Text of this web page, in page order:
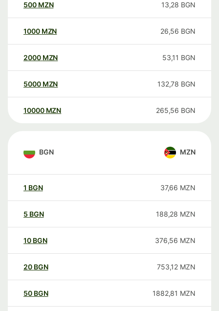
500 MZN 13,28 BGN
1000 MZN 26,56 BGN
2000 MZN 53,11 BGN
5000 MZN 132,78 BGN
10000 MZN 265,56 BGN
BGN MZN
1 BGN 37,66 MZN
5 BGN 188,28 MZN
10 BGN 376,56 MZN
20 BGN 753,12 MZN
50 BGN 1882,81 MZN